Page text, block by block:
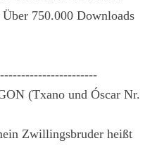
750.000 Downloads
(Txano und Óscar Nr.
Zwillingsbruder heißt